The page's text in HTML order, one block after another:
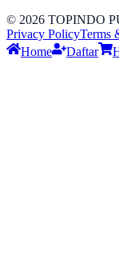
© 2026 TOPINDO
Privacy PolicyTerms
Home
Daftar